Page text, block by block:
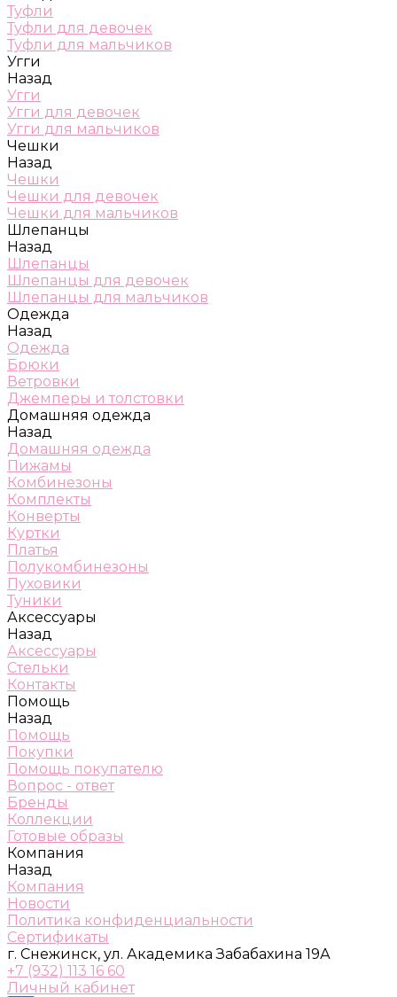
Туфли
Туфли для девочек
Туфли для мальчиков
Угги
Назад
Угги
Угги для девочек
Угги для мальчиков
Чешки
Назад
Чешки
Чешки для девочек
Чешки для мальчиков
Шлепанцы
Назад
Шлепанцы
Шлепанцы для девочек
Шлепанцы для мальчиков
Одежда
Назад
Одежда
Брюки
Ветровки
Джемперы и толстовки
Домашняя одежда
Назад
Домашняя одежда
Пижамы
Комбинезоны
Комплекты
Конверты
Куртки
Платья
Полукомбинезоны
Пуховики
Туники
Аксессуары
Назад
Аксессуары
Стельки
Контакты
Помощь
Назад
Помощь
Покупки
Помощь покупателю
Вопрос - ответ
Бренды
Коллекции
Готовые образы
Компания
Назад
Компания
Новости
Политика конфиденциальности
Сертификаты
г. Снежинск, ул. Академика Забабахина 19А
+7 (932) 113 16 60
Личный кабинет